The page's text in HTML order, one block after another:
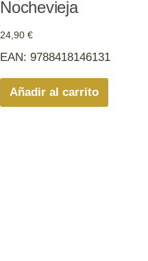
Nochevieja
24,90€
EAN:9788418146131
Añadir al carrito